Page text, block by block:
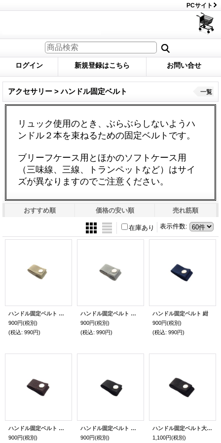
PCサイト
ログイン 新規登録はこちら お問い合せ
アクセサリー > ハンドル固定ベルト
リュック使用のとき、ぶらぶらしないようハ
ンドル２本を束ねるための固定ベルトです。
ブリーフケース用とほかのソフトケース用
（三味線、三線、トランペットなど）はサイ
ズが異なりますのでご注意ください。
一覧
おすすめ順 価格の安い順 売れ筋順
表示件数:
在庫あり
ハンドル固定ベルト ベージュ
900円(税別)
(税込: 990円)
ハンドル固定ベルト グレー
900円(税別)
(税込: 990円)
ハンドル固定ベルト 紺
900円(税別)
(税込: 990円)
ハンドル固定ベルト チョコ
900円(税別)
ハンドル固定ベルト ブラック
900円(税別)
ハンドル固定ベルト大（三味線などソフトケース用）
1,100円(税別)